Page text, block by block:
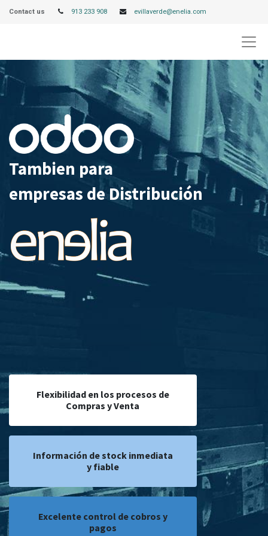
Contact us 913 233 908 evillaverde@enelia.com
Tambien para
empresas de Distribución
Flexibilidad en los procesos de
Compras y Venta
Información de stock inmediata
y fiable
Excelente control de cobros y
pagos